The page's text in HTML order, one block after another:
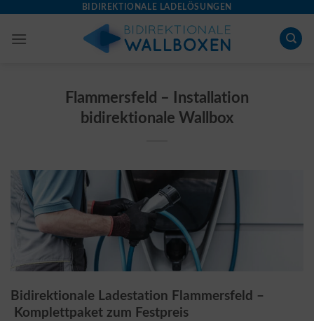
content
BIDIREKTIONALE LADELÖSUNGEN
Flammersfeld – Installation
bidirektionale Wallbox
Bidirektionale Ladestation Flammersfeld –
Komplettpaket zum Festpreis